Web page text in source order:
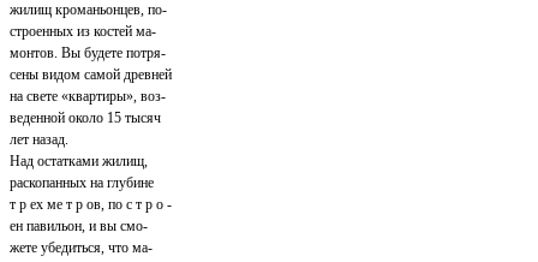
жилищ кроманьонцев, по-
строенных из костей ма-
монтов. Вы будете потря-
сены видом самой древней
на свете «квартиры», воз-
веденной около 15 тысяч
лет назад.
Над остатками жилищ,
раскопанных на глубине
т р ех ме т р ов, по с т р о -
ен павильон, и вы смо-
жете убедиться, что ма-